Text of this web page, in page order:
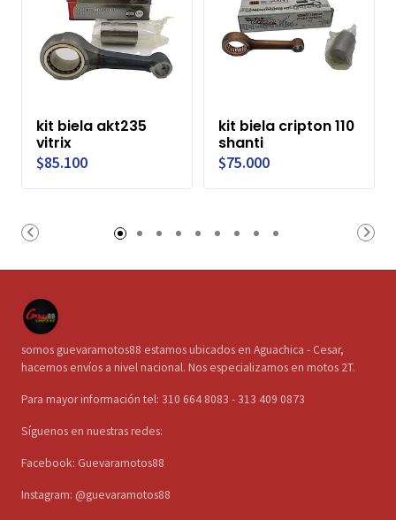
kit biela akt235
vitrix
$85.100
kit biela cripton 110
shanti
$75.000
somos guevaramotos88 estamos ubicados en Aguachica - Cesar,
hacemos envíos a nivel nacional. Nos especializamos en motos 2T.
Para mayor información tel: 310 664 8083 - 313 409 0873
Síguenos en nuestras redes:
Facebook: Guevaramotos88
Instagram: @guevaramotos88